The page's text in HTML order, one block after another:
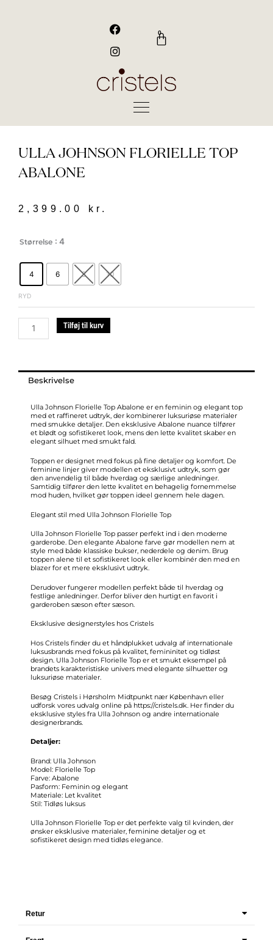
F
a
c
e
b
o
I
n
s
t
a
g
0
Kurv
ULLA JOHNSON FLORIELLE TOP
ABALONE
2,399.00 kr.
Størrelse : 4
4 6 8 10
RYD
florielle
top
Tilføj til kurv
Beskrivelse
Ulla Johnson Florielle Top Abalone er en feminin og elegant top
med et raffineret udtryk, der kombinerer luksuriøse materialer
med smukke detaljer. Den eksklusive Abalone nuance tilfører
et blødt og sofistikeret look, mens den lette kvalitet skaber en
elegant silhuet med smukt fald.
Toppen er designet med fokus på fine detaljer og komfort. De
feminine linjer giver modellen et eksklusivt udtryk, som gør
den anvendelig til både hverdag og særlige anledninger.
Samtidig tilfører den lette kvalitet en behagelig fornemmelse
mod huden, hvilket gør toppen ideel gennem hele dagen.
Elegant stil med Ulla Johnson Florielle Top
Ulla Johnson Florielle Top passer perfekt ind i den moderne
garderobe. Den elegante Abalone farve gør modellen nem at
style med både klassiske bukser, nederdele og denim. Brug
toppen alene til et sofistikeret look eller kombinér den med en
blazer for et mere eksklusivt udtryk.
Derudover fungerer modellen perfekt både til hverdag og
festlige anledninger. Derfor bliver den hurtigt en favorit i
garderoben sæson efter sæson.
Eksklusive designerstyles hos Cristels
Hos Cristels finder du et håndplukket udvalg af internationale
luksusbrands med fokus på kvalitet, femininitet og tidløst
design. Ulla Johnson Florielle Top er et smukt eksempel på
brandets karakteristiske univers med elegante silhuetter og
luksuriøse materialer.
Besøg Cristels i Hørsholm Midtpunkt nær København eller
udforsk vores udvalg online på https://cristels.dk . Her finder du
eksklusive styles fra Ulla Johnson og andre internationale
designerbrands.
Detaljer:
Brand: Ulla Johnson
Model: Florielle Top
Farve: Abalone
Pasform: Feminin og elegant
Materiale: Let kvalitet
Stil: Tidløs luksus
Ulla Johnson Florielle Top er det perfekte valg til kvinden, der
ønsker eksklusive materialer, feminine detaljer og et
sofistikeret design med tidløs elegance.
Retur